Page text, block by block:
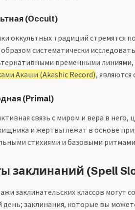
(Occult)
оккультных традиций стремятся
систематически
временными линиями,
Акаши (Akashic Record), являются
(Primal)
связь с миром и вера в него,
и жертвы лежат в основе
стихиями и базовыми
заклинаний (Spell
заклинательских классов могут
день; заклинания, которые вы